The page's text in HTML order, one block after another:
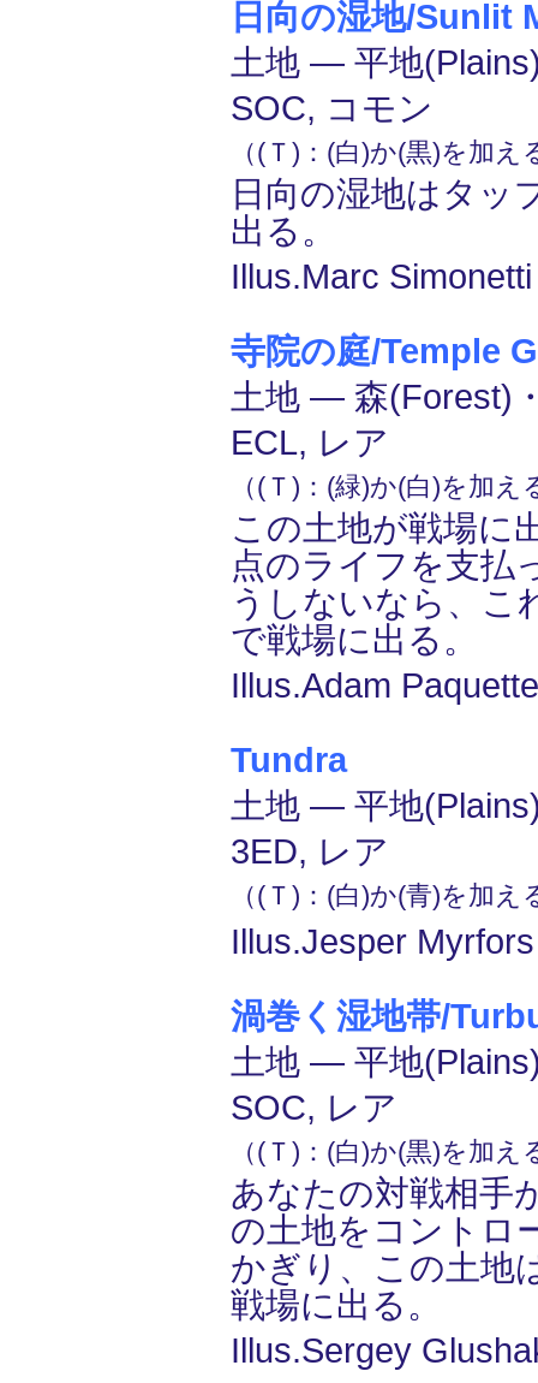
日向の湿地/Sunlit
土地 ― 平地
SOC, コモン
（(Ｔ)：(白)か(黒)を加え
日向の湿地はタッ
出る。
Illus.Marc
寺院の庭/Temple
土地 ― 森(Forest)
ECL, レア
（(Ｔ)：(緑)か(白)を加え
この土地が戦場に
点のライフを支払
うしないなら、こ
で戦場に出る。
Illus.Adam
Tundra
土地 ― 平地
3ED, レア
（(Ｔ)：(白)か(青)を加え
Illus.Jesper
渦巻く湿地帯/
土地 ― 平地
SOC, レア
（(Ｔ)：(白)か(黒)を加え
あなたの対戦相手
の土地をコントロ
かぎり、この土地
戦場に出る。
Illus.Sergey